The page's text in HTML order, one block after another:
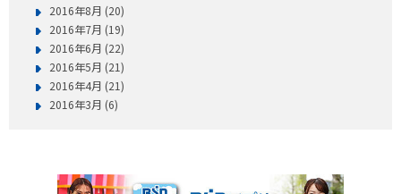
2016年8月 (20)
2016年7月 (19)
2016年6月 (22)
2016年5月 (21)
2016年4月 (21)
2016年3月 (6)